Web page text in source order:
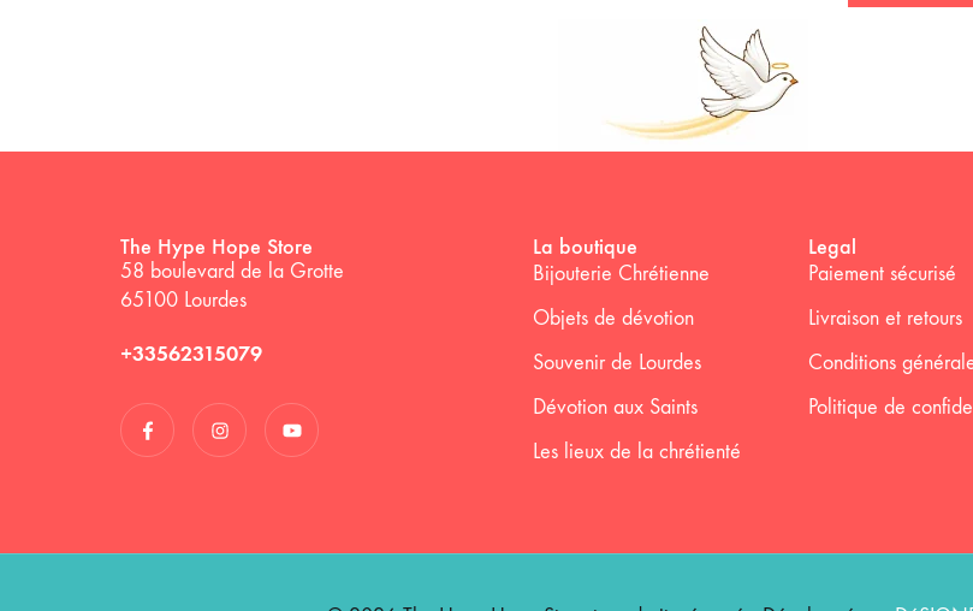
The Hype Hope Store
58 boulevard de la Grotte
65100 Lourdes
+33562315079
La boutique
Bijouterie Chrétienne
Objets de dévotion
Souvenir de Lourdes
Dévotion aux Saints
Les lieux de la chrétienté
Legal
Paiement sécurisé
Livraison et retours
Conditions
Politique de